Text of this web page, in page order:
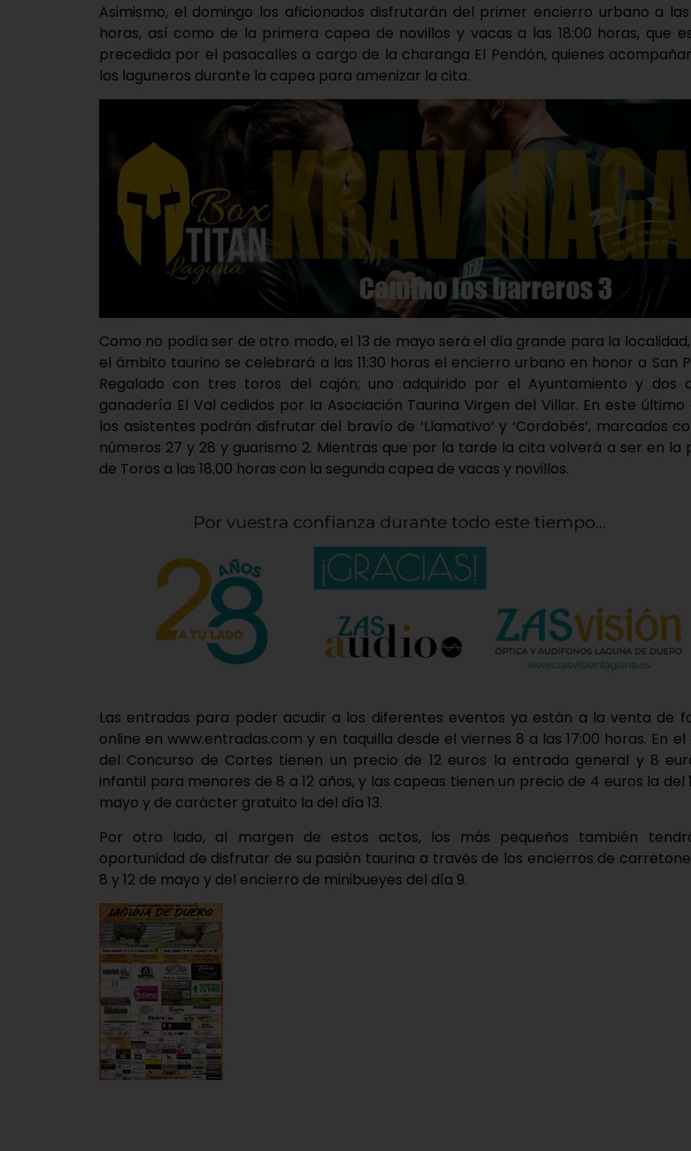
Asimismo, el domingo los aficionados disfrutarán del primer encierro urbano a las
horas, así como de la primera capea de novillos y vacas a las 18:00 horas, que
precedida por el pasacalles a cargo de la charanga El Pendón, quienes
los laguneros durante la capea para amenizar la cita.
Como no podía ser de otro modo, el 13 de mayo será el día grande para la
el ámbito taurino se celebrará a las 11:30 horas el encierro urbano en honor a San
Regalado con tres toros del cajón; uno adquirido por el Ayuntamiento y dos
ganadería El Val cedidos por la Asociación Taurina Virgen del Villar. En este último
los asistentes podrán disfrutar del bravío de ‘Llamativo’ y ‘Cordobés’, marcados
números 27 y 28 y guarismo 2. Mientras que por la tarde la cita volverá a ser en la
de Toros a las 18.00 horas con la segunda capea de vacas y novillos.
Las entradas para poder acudir a los diferentes eventos ya están a la venta de
online en www.entradas.com y en taquilla desde el viernes 8 a las 17:00 horas. En el
del Concurso de Cortes tienen un precio de 12 euros la entrada general y 8
infantil para menores de 8 a 12 años, y las capeas tienen un precio de 4 euros la del
mayo y de carácter gratuito la del día 13.
Por otro lado, al margen de estos actos, los más pequeños también
oportunidad de disfrutar de su pasión taurina a través de los encierros de
8 y 12 de mayo y del encierro de minibueyes del día 9.